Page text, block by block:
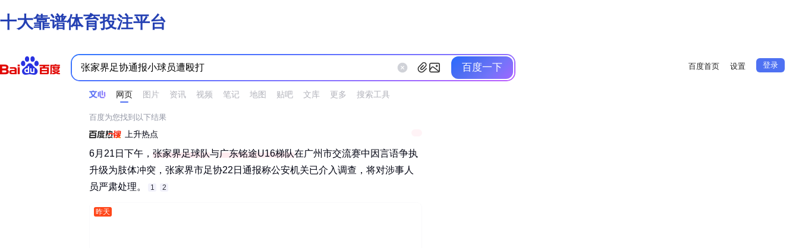
十大靠谱体育投注平台
百度一下 百度首页 设置 登录
网页 图片 资讯 视频 笔记 地图 贴吧 文库 更多 搜索工具
时间不限 所有网页和文件 站点内检索
百度为您找到以下结果
上升热点
6月21日下午， 张家界足球队与广东铭途U16梯队在广州市交流赛中因言语争执
升级为肢体冲突，张家界市足协22日通报称公安机关已介入调查，将对涉事人
员严肃处理。‌‌
1 2
昨天